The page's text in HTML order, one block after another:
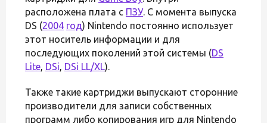
расположена плата с ПЗУ. С момента выпуска
DS (2004 год) Nintendo постоянно использует
этот носитель информации и для
последующих поколений этой системы (DS
Lite, DSi, DSi LL/XL).
Также такие картриджи выпускают сторонние
производители для записи собственных
программ либо копирования игр для Nintendo